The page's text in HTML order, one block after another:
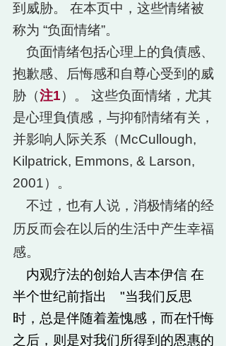
到威胁。 在本页中，这些情绪被
称为 “负面情绪”。
负面情绪包括心理上的負債感、
抱歉感、后悔感和自尊心受到的威
胁（注1）。 这些负面情绪，尤其
是心理負債感，与抑郁情绪有关，
并影响人际关系（McCullough,
Kilpatrick, Emmons, & Larson,
2001）。
不过，也有人说，消极情绪的经
历反而会在以后的生活中产生幸福
感。
内观疗法的创始人吉本伊信 在
半个世纪前指出 "当我们反思
时，总是伴随着羞愧感，而在忏悔
之后，则是对我们所得到的恩惠的